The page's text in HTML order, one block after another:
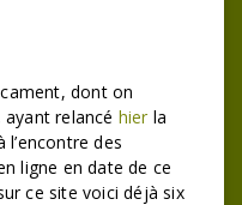
dont on
relancé hier la
l’encontre des
ligne en date de ce
ce site voici déjà six